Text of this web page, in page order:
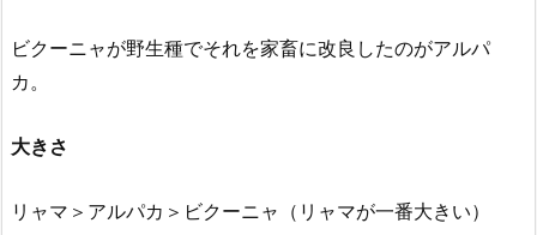
ビクーニャが野生種でそれを家畜に改良したのがアルパ
カ。
大きさ
リャマ＞アルパカ＞ビクーニャ（リャマが一番大きい）